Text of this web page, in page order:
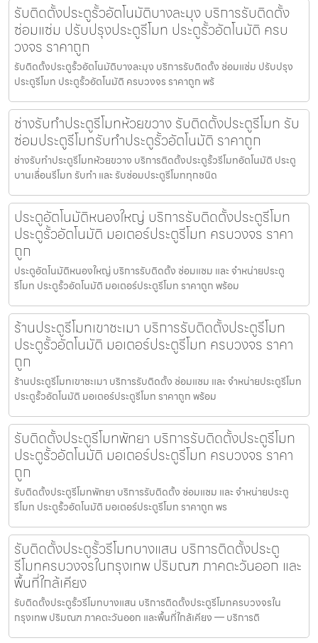
รับติดตั้งประตูรั้วอัตโนมัติบางละมุง บริการรับติดตั้ง
ซ่อมแซ่ม ปรับปรุงประตูรีโมท ประตูรั้วอัตโนมัติ ครบ
วงจร ราคาถูก
รับติดตั้งประตูรั้วอัตโนมัติบางละมุง บริการรับติดตั้ง ซ่อมแซ่ม ปรับปรุง
ประตูรีโมท ประตูรั้วอัตโนมัติ ครบวงจร ราคาถูก พร้
ช่างรับทำประตูรีโมทห้วยขวาง รับติดตั้งประตูรีโมท รับ
ซ่อมประตูรีโมทรับทำประตูรั้วอัตโนมัติ ราคาถูก
ช่างรับทำประตูรีโมทห้วยขวาง บริการติดตั้งประตูรั้วรีโมทอัตโนมัติ ประตู
บานเลื่อนรีโมท รับทำ และ รับซ่อมประตูรีโมททุกชนิด
ประตูอัตโนมัติหนองใหญ่ บริการรับติดตั้งประตูรีโมท
ประตูรั้วอัตโนมัติ มอเตอร์ประตูรีโมท ครบวงจร ราคา
ถูก
ประตูอัตโนมัติหนองใหญ่ บริการรับติดตั้ง ซ่อมแซม และ จำหน่ายประตู
รีโมท ประตูรั้วอัตโนมัติ มอเตอร์ประตูรีโมท ราคาถูก พร้อม
ร้านประตูรีโมทเขาชะเมา บริการรับติดตั้งประตูรีโมท
ประตูรั้วอัตโนมัติ มอเตอร์ประตูรีโมท ครบวงจร ราคา
ถูก
ร้านประตูรีโมทเขาชะเมา บริการรับติดตั้ง ซ่อมแซม และ จำหน่ายประตูรีโมท
ประตูรั้วอัตโนมัติ มอเตอร์ประตูรีโมท ราคาถูก พร้อม
รับติดตั้งประตูรีโมทพัทยา บริการรับติดตั้งประตูรีโมท
ประตูรั้วอัตโนมัติ มอเตอร์ประตูรีโมท ครบวงจร ราคา
ถูก
รับติดตั้งประตูรีโมทพัทยา บริการรับติดตั้ง ซ่อมแซม และ จำหน่ายประตู
รีโมท ประตูรั้วอัตโนมัติ มอเตอร์ประตูรีโมท ราคาถูก พร
รับติดตั้งประตูรั้วรีโมทบางแสน บริการติดตั้งประตู
รีโมทครบวงจรในกรุงเทพ ปริมณฑ ภาคตะวันออก และ
พื้นที่ใกล้เคียง
รับติดตั้งประตูรั้วรีโมทบางแสน บริการติดตั้งประตูรีโมทครบวงจรใน
กรุงเทพ ปริมณฑ ภาคตะวันออก และพื้นที่ใกล้เคียง — บริการติ